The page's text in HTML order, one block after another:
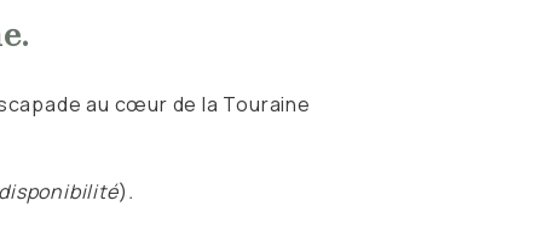
au cœur de la Touraine
).